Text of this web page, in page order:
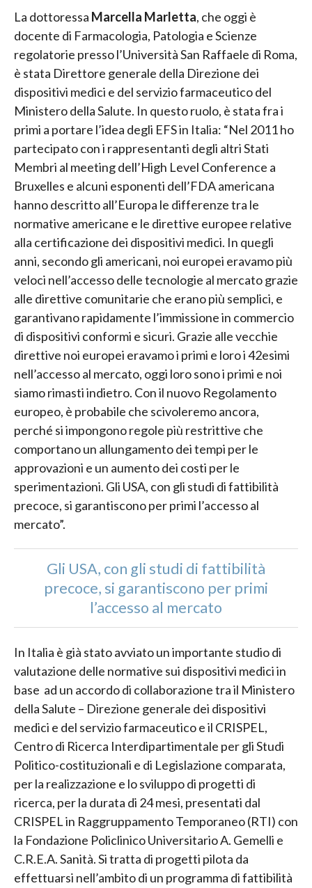
La dottoressa Marcella Marletta, che oggi è
docente di Farmacologia, Patologia e Scienze
regolatorie presso l’Università San Raffaele di Roma,
è stata Direttore generale della Direzione dei
dispositivi medici e del servizio farmaceutico del
Ministero della Salute. In questo ruolo, è stata fra i
primi a portare l’idea degli EFS in Italia: “Nel 2011 ho
partecipato con i rappresentanti degli altri Stati
Membri al meeting dell’High Level Conference a
Bruxelles e alcuni esponenti dell’FDA americana
hanno descritto all’Europa le differenze tra le
normative americane e le direttive europee relative
alla certificazione dei dispositivi medici. In quegli
anni, secondo gli americani, noi europei eravamo più
veloci nell’accesso delle tecnologie al mercato grazie
alle direttive comunitarie che erano più semplici, e
garantivano rapidamente l’immissione in commercio
di dispositivi conformi e sicuri. Grazie alle vecchie
direttive noi europei eravamo i primi e loro i 42esimi
nell’accesso al mercato, oggi loro sono i primi e noi
siamo rimasti indietro. Con il nuovo Regolamento
europeo, è probabile che scivoleremo ancora,
perché si impongono regole più restrittive che
comportano un allungamento dei tempi per le
approvazioni e un aumento dei costi per le
sperimentazioni. Gli USA, con gli studi di fattibilità
precoce, si garantiscono per primi l’accesso al
mercato”.
Gli USA, con gli studi di fattibilità
precoce, si garantiscono per primi
l’accesso al mercato
In Italia è già stato avviato un importante studio di
valutazione delle normative sui dispositivi medici in
base ad un accordo di collaborazione tra il Ministero
della Salute – Direzione generale dei dispositivi
medici e del servizio farmaceutico e il CRISPEL,
Centro di Ricerca Interdipartimentale per gli Studi
Politico-costituzionali e di Legislazione comparata,
per la realizzazione e lo sviluppo di progetti di
ricerca, per la durata di 24 mesi, presentati dal
CRISPEL in Raggruppamento Temporaneo (RTI) con
la Fondazione Policlinico Universitario A. Gemelli e
C.R.E.A. Sanità. Si tratta di progetti pilota da
effettuarsi nell’ambito di un programma di fattibilità